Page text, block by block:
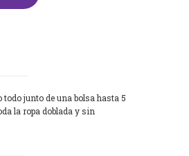
todo junto de una bolsa hasta 5
la ropa doblada y sin